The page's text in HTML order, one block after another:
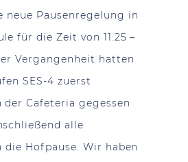
neue Pausenregelung in
für die Zeit von 11:25 –
Vergangenheit hatten
SES-4 zuerst
Cafeteria gegessen
alle
Hofpause. Wir haben